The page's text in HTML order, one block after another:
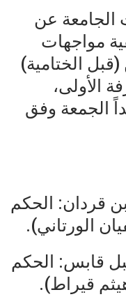
عن
مواجهات
الختامية)
الأولى،
الجمعة وفق
قردان: الحكم
الورتاني).
قابس: الحكم
قيراط).